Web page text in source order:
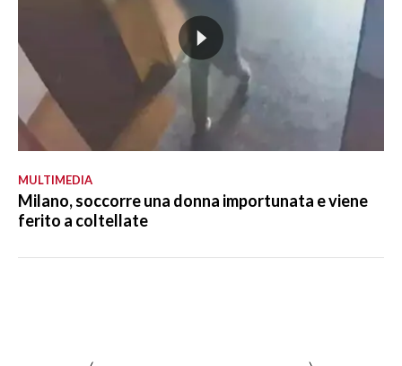
MULTIMEDIA
Milano, soccorre una donna importunata e viene
ferito a coltellate